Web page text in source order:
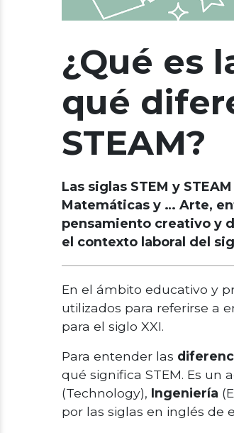
¿Qué es
qué
STEAM?
Las siglas STEM y
Matemáticas y … Arte,
pensamiento creativo y
el contexto laboral del
En el ámbito educativo y
utilizados para referirse a
para el siglo XXI.
Para entender las
qué significa STEM. Es un
(Technology), Ingeniería
por las siglas en inglés de